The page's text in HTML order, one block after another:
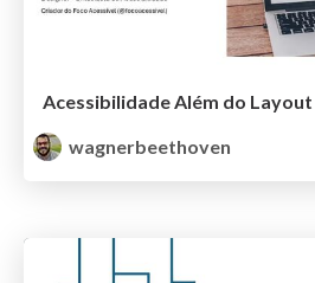
Acessibilidade Além do Layout
wagnerbeethoven